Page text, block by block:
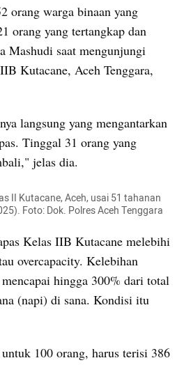
orang warga binaan yang
orang yang tertangkap dan
Mashudi saat mengunjungi
Kutacane, Aceh Tenggara,
langsung yang mengantarkan
Tinggal 31 orang yang
jelas dia.
II Kutacane, Aceh, usai 51 tahanan
Foto: Dok. Polres Aceh Tenggara
Kelas IIB Kutacane melebihi
overcapacity. Kelebihan
hingga 300% dari total
(napi) di sana. Kondisi itu
100 orang, harus terisi 386